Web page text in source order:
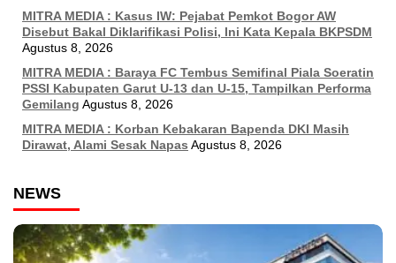
MITRA MEDIA : Kasus IW: Pejabat Pemkot Bogor AW
Disebut Bakal Diklarifikasi Polisi, Ini Kata Kepala BKPSDM
Agustus 8, 2026
MITRA MEDIA : Baraya FC Tembus Semifinal Piala Soeratin
PSSI Kabupaten Garut U-13 dan U-15, Tampilkan Performa
Gemilang Agustus 8, 2026
MITRA MEDIA : Korban Kebakaran Bapenda DKI Masih
Dirawat, Alami Sesak Napas Agustus 8, 2026
NEWS